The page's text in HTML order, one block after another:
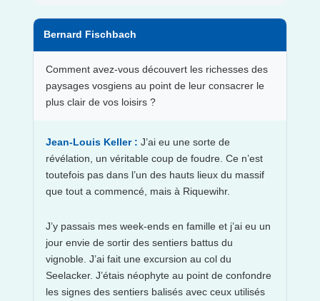
Bernard Fischbach
Comment avez-vous découvert les richesses des
paysages vosgiens au point de leur consacrer le
plus clair de vos loisirs ?
Jean-Louis Keller : J’ai eu une sorte de
révélation, un véritable coup de foudre. Ce n’est
toutefois pas dans l’un des hauts lieux du massif
que tout a commencé, mais à Riquewihr.
J’y passais mes week-ends en famille et j’ai eu un
jour envie de sortir des sentiers battus du
vignoble. J’ai fait une excursion au col du
Seelacker. J’étais néophyte au point de confondre
les signes des sentiers balisés avec ceux utilisés